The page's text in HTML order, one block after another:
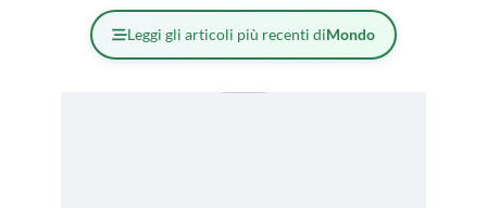
Leggi gli articoli più recenti diMondo